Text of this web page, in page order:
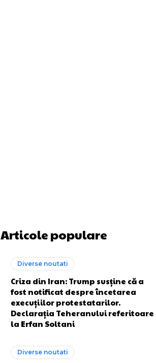
Articole populare
Diverse noutati
Criza din Iran: Trump susține că a
fost notificat despre încetarea
execuțiilor protestatarilor.
Declarația Teheranului referitoare
la Erfan Soltani
Diverse noutati